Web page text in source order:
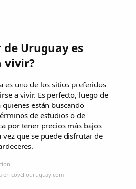
de Uruguay es
vivir?
es uno de los sitios preferidos
a vivir. Es perfecto, luego de
están buscando
de estudios o de
por tener precios más bajos
vez que se puede disfrutar de
en covellouruguay.com